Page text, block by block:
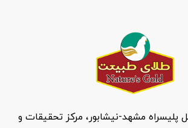
پلیسراه مشهد-نیشابور، مرکز تحقیقات و